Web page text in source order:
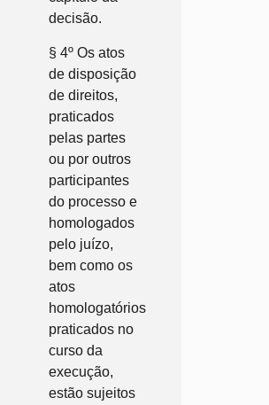
decisão.
§ 4º Os atos
de disposição
de direitos,
praticados
pelas partes
ou por outros
participantes
do processo e
homologados
pelo juízo,
bem como os
atos
homologatórios
praticados no
curso da
execução,
estão sujeitos